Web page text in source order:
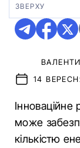
ЗВЕРХУ
14
може
кількістю